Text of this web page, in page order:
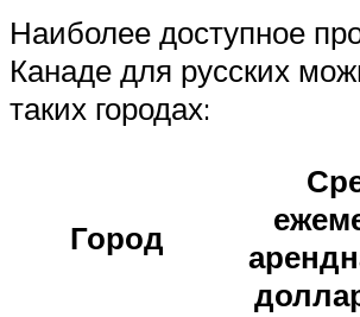
Наиболее доступное
Канаде для русских
таких городах:
Город